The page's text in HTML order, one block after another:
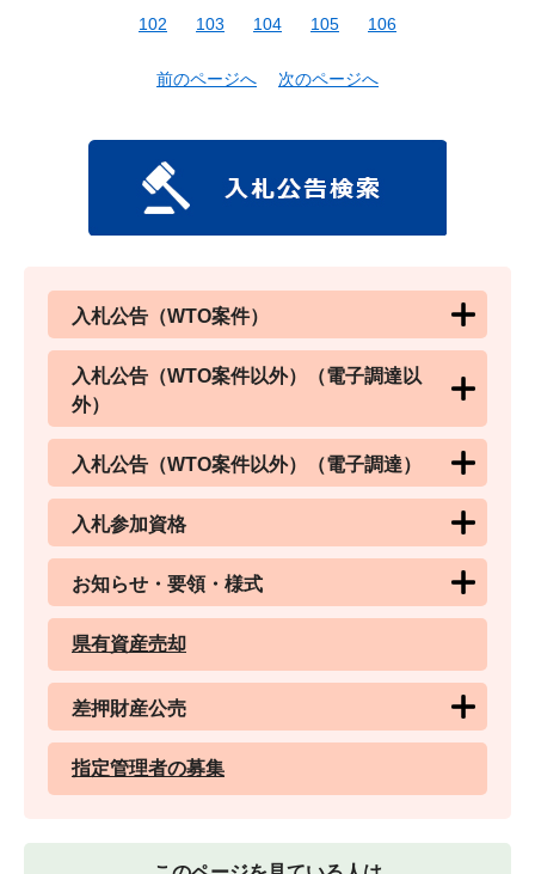
102
103 104 105 106
前のページへ 次のページへ
入札公告（WTO案件）
入札公告（WTO案件以外）（電子調達以
外）
入札公告（WTO案件以外）（電子調達）
入札参加資格
お知らせ・要領・様式
県有資産売却
差押財産公売
指定管理者の募集